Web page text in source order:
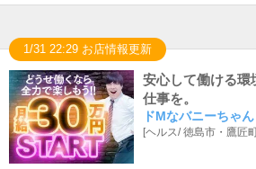
1/31 22:29 お店情報更新
安心して働ける環
仕事を。
ドMなバニーちゃ
[ヘルス/徳島市・鷹匠